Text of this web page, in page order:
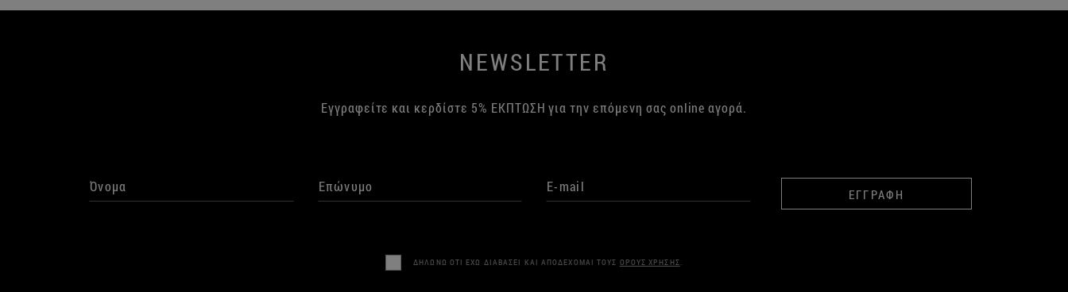
NEWSLETTER
Εγγραφείτε και κερδίστε 5% ΕΚΠΤΩΣΗ για την επόμενη σας online αγορά.
ΕΓΓΡΑΦΗ
ΔΗΛΩΝΩ ΟΤΙ ΕΧΩ ΔΙΑΒΑΣΕΙ ΚΑΙ ΑΠΟΔΕΧΟΜΑΙ ΤΟΥΣ ΟΡΟΥΣ ΧΡΗΣΗΣ.